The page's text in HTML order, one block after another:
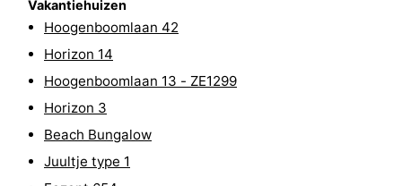
Speeltuinen
Vakantiehuizen
Hoogenboomlaan 42
Horizon 14
Hoogenboomlaan 13 - ZE1299
Horizon 3
Beach Bungalow
Juultje type 1